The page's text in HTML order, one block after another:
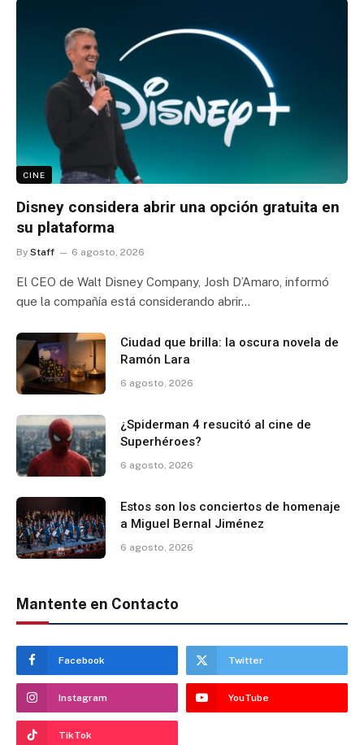
CINE
Disney considera abrir una opción gratuita en
su plataforma
By Staff 6 agosto, 2026
El CEO de Walt Disney Company, Josh D’Amaro, informó
que la compañía está considerando abrir…
Ciudad que brilla: la oscura novela de
Ramón Lara
6 agosto, 2026
¿Spiderman 4 resucitó al cine de
Superhéroes?
6 agosto, 2026
Estos son los conciertos de homenaje
a Miguel Bernal Jiménez
6 agosto, 2026
Mantente en Contacto
Facebook Twitter
Instagram YouTube
TikTok